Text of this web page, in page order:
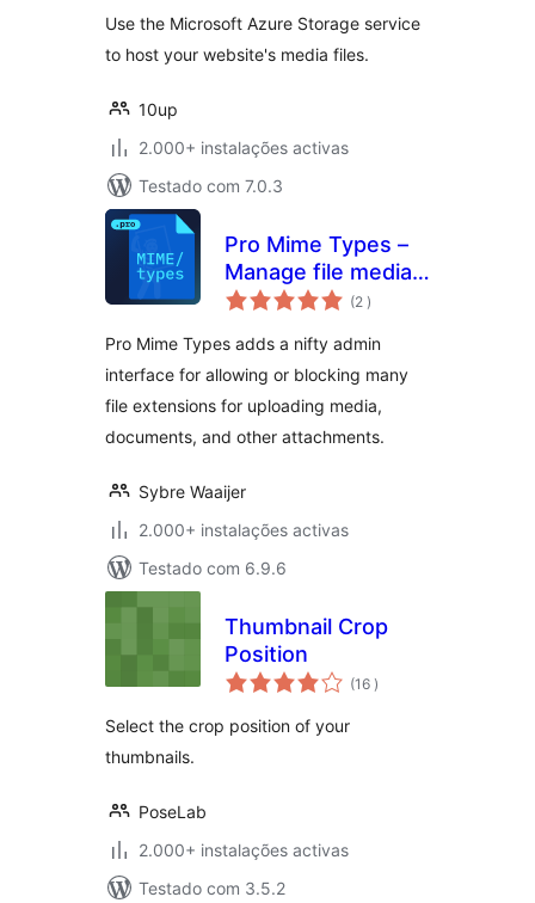
Use the Microsoft Azure Storage service
to host your website's media files.
10up
2.000+ instalações activas
Testado com 7.0.3
Pro Mime Types –
Manage file media
types
(2 classificações
)
Pro Mime Types adds a nifty admin
interface for allowing or blocking many
file extensions for uploading media,
documents, and other attachments.
Sybre Waaijer
2.000+ instalações activas
Testado com 6.9.6
Thumbnail Crop
Position
(16 classificações
)
Select the crop position of your
thumbnails.
PoseLab
2.000+ instalações activas
Testado com 3.5.2